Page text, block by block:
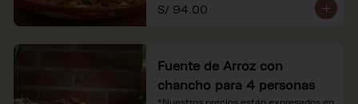
*Nuestros precios están expresados en
S/ 94.00
Fuente de Arroz con
chancho para 4 personas